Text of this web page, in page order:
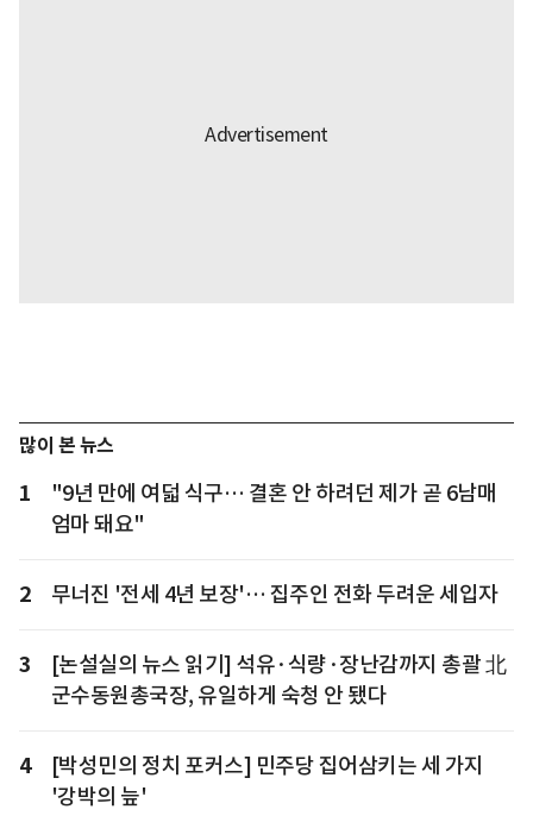
많이 본 뉴스
1
"9년 만에 여덟 식구… 결혼 안 하려던 제가 곧 6남매
엄마 돼요"
2 무너진 '전세 4년 보장'… 집주인 전화 두려운 세입자
3
[논설실의 뉴스 읽기] 석유·식량·장난감까지 총괄 北
군수동원총국장, 유일하게 숙청 안 됐다
4
[박성민의 정치 포커스] 민주당 집어삼키는 세 가지
'강박의 늪'